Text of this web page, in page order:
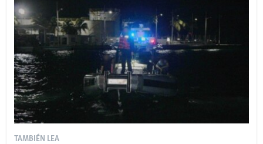
TAMBIÉN LEA